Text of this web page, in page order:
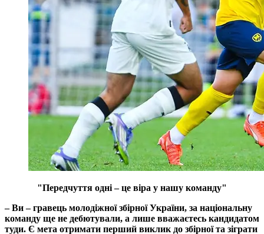
"Передчуття одні –​​​​​​​ це віра у нашу команду"
–​​​​​​​ Ви – гравець молодіжної збірної України, за національну
команду ще не дебютували, а лише вважаєтесь кандидатом
туди. Є мета отримати перший виклик до збірної та зіграти